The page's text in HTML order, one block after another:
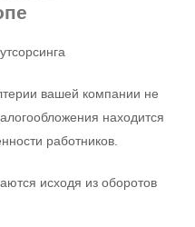
вашей компании не
находится
работников.
исходя из оборотов